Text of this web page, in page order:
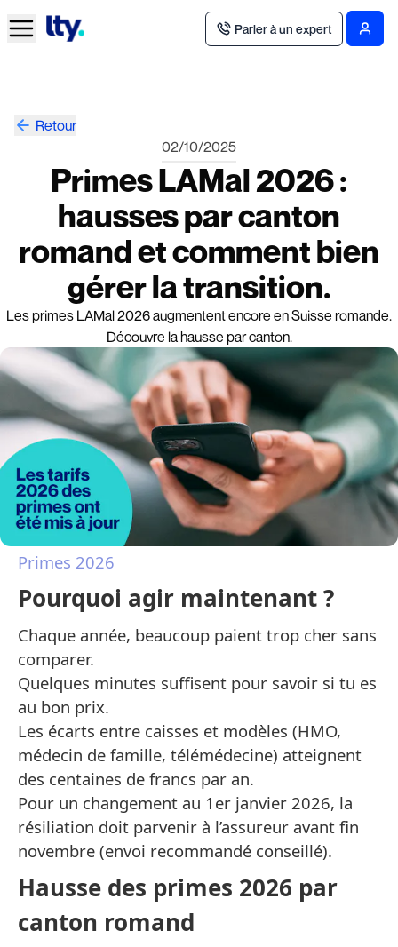
Parler à un expert
Retour
02/10/2025
Primes LAMal 2026 :
hausses par canton
romand et comment bien
gérer la transition.
Les primes LAMal 2026 augmentent encore en Suisse romande.
Découvre la hausse par canton.
Primes 2026
Pourquoi agir maintenant ?
Chaque année, beaucoup paient trop cher sans
comparer.
Quelques minutes suffisent pour savoir si tu es
au bon prix.
Les écarts entre caisses et modèles (HMO,
médecin de famille, télémédecine) atteignent
des centaines de francs par an.
Pour un changement au 1er janvier 2026, la
résiliation doit parvenir à l’assureur avant fin
novembre (envoi recommandé conseillé).
Hausse des primes 2026 par
canton romand